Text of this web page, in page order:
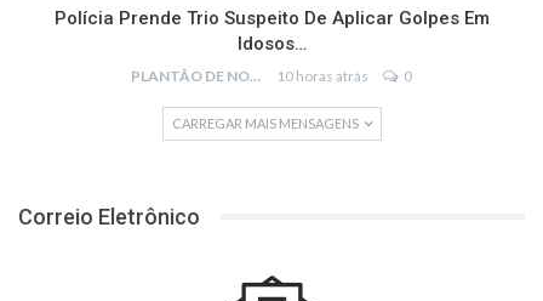
Polícia Prende Trio Suspeito De Aplicar Golpes Em
Idosos…
PLANTÃO DE NOTÍCIAS 10 horas atrás 0
CARREGAR MAIS MENSAGENS
Correio Eletrônico